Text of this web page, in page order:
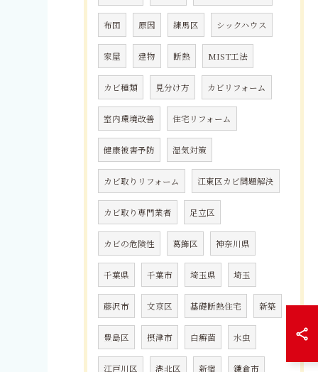
布団 原因 練馬区 シックハウス
家屋 建物 断熱 MIST工法
カビ種類 見分け方 カビリフォーム
室内環境改善 住宅リフォーム
健康被害予防 湿気対策
カビ取りリフォーム 江東区カビ問題解決
カビ取り専門業者 足立区
カビの危険性 葛飾区 神奈川県
千葉県 千葉市 埼玉県 埼玉
藤沢市 文京区 基礎断熱住宅 新築
豊島区 摂津市 白癬菌 水虫
江戸川区 港北区 新宿 鎌倉市